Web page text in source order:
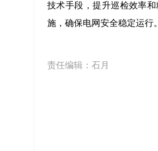
技术手段，提升巡检效率
施，确保电网安全稳定运行
责任编辑： 石月